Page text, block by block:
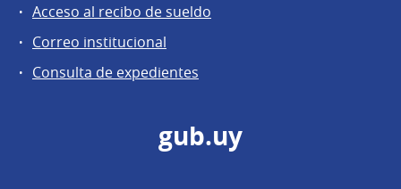
Acceso al recibo de sueldo
Correo institucional
Consulta de expedientes
gub.uy